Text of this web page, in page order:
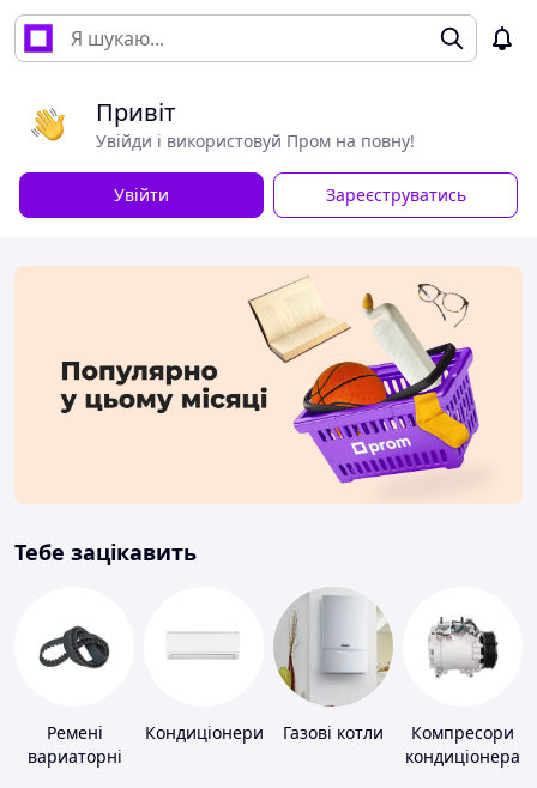
Привіт
Увійди і використовуй Пром на повну!
Увійти Зареєструватись
Тебе зацікавить
Ремені
вариаторні
Кондиціонери Газові котли
Компресори
кондиціонера